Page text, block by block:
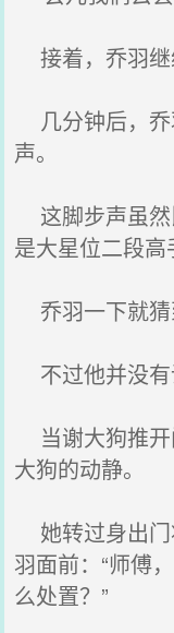
接着，乔羽继
几分钟后，乔
声。
这脚步声虽然
是大星位二段高
乔羽一下就猜
不过他并没有
当谢大狗推开
大狗的动静。
她转过身出门
羽面前：“师傅
么处置？”